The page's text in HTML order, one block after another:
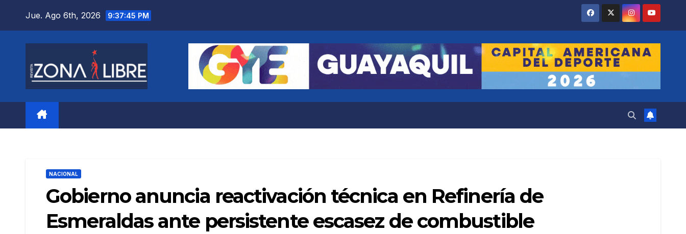
Jue. Ago 6th, 2026 9:37:46 PM
NACIONAL
Gobierno anuncia reactivación técnica en Refinería de
Esmeraldas ante persistente escasez de combustible